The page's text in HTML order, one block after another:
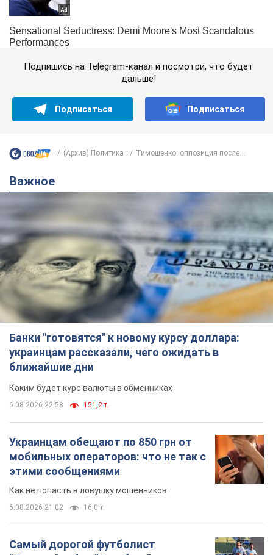
Подпишись на Telegram-канал и посмотри, что будет
дальше!
Подписаться Подписаться
(Архив) Политика Тимошенко: оппозиция после...
Важное
Банки "готовятся" к новому курсу доллара:
украинцам рассказали, чего ожидать в
ближайшие дни
Каким будет курс валюты в обменниках
6.08.2026 22:58 151,2 т.
Украинцам обещают по 850 грн от
мобильных операторов: что не так с
этими сообщениями
Как не попасть в ловушку мошенников
6.08.2026 21:02 16,0 т.
Самый дорогой футболист